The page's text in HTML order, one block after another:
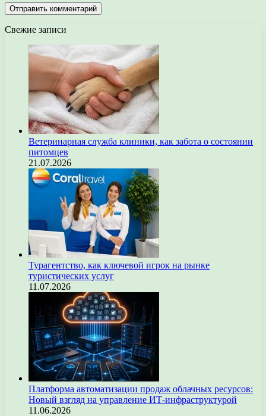
Свежие записи
Ветеринарная служба клиники, как забота о состоянии
питомцев
21.07.2026
Турагентство, как ключевой игрок на рынке
туристических услуг
11.07.2026
Платформа автоматизации продаж облачных ресурсов:
Новый взгляд на управление ИТ-инфраструктурой
11.06.2026